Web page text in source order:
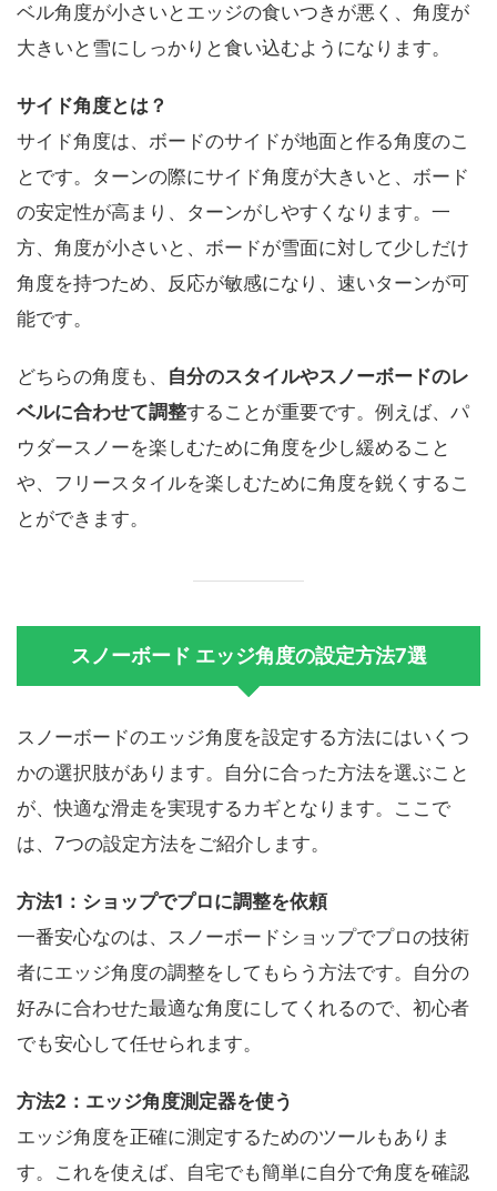
ベル角度が小さいとエッジの食いつきが悪く、角度が
大きいと雪にしっかりと食い込むようになります。
サイド角度とは？
サイド角度は、ボードのサイドが地面と作る角度のこ
とです。ターンの際にサイド角度が大きいと、ボード
の安定性が高まり、ターンがしやすくなります。一
方、角度が小さいと、ボードが雪面に対して少しだけ
角度を持つため、反応が敏感になり、速いターンが可
能です。
どちらの角度も、 自分のスタイルやスノーボードのレ
ベルに合わせて調整することが重要です。例えば、パ
ウダースノーを楽しむために角度を少し緩めること
や、フリースタイルを楽しむために角度を鋭くするこ
とができます。
スノーボード エッジ角度の設定方法7選
スノーボードのエッジ角度を設定する方法にはいくつ
かの選択肢があります。自分に合った方法を選ぶこと
が、快適な滑走を実現するカギとなります。ここで
は、7つの設定方法をご紹介します。
方法1：ショップでプロに調整を依頼
一番安心なのは、スノーボードショップでプロの技術
者にエッジ角度の調整をしてもらう方法です。自分の
好みに合わせた最適な角度にしてくれるので、初心者
でも安心して任せられます。
方法2：エッジ角度測定器を使う
エッジ角度を正確に測定するためのツールもありま
す。これを使えば、自宅でも簡単に自分で角度を確認